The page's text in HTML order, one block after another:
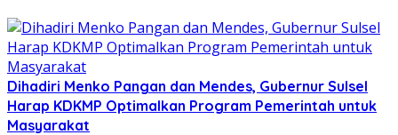
Dihadiri Menko Pangan dan Mendes, Gubernur Sulsel
Harap KDKMP Optimalkan Program Pemerintah untuk
Masyarakat